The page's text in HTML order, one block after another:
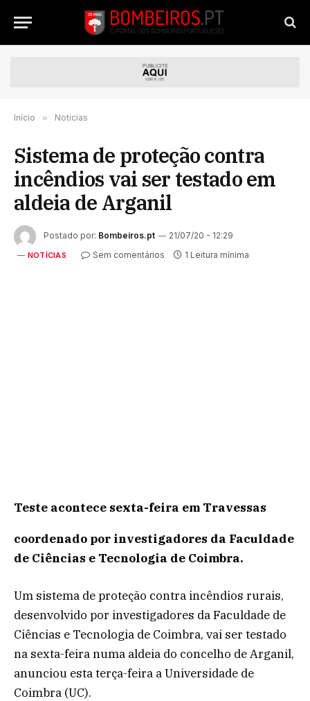
Início » Notícias
Sistema de proteção contra
incêndios vai ser testado em
aldeia de Arganil
Postado por: Bombeiros.pt 21/07/20 - 12:29
NOTÍCIAS Sem comentários 1 Leitura mínima
Teste acontece sexta-feira em Travessas
coordenado por investigadores da Faculdade
de Ciências e Tecnologia de Coimbra.
Um sistema de proteção contra incêndios rurais,
desenvolvido por investigadores da Faculdade de
Ciências e Tecnologia de Coimbra, vai ser testado
na sexta-feira numa aldeia do concelho de Arganil,
anunciou esta terça-feira a Universidade de
Coimbra (UC).